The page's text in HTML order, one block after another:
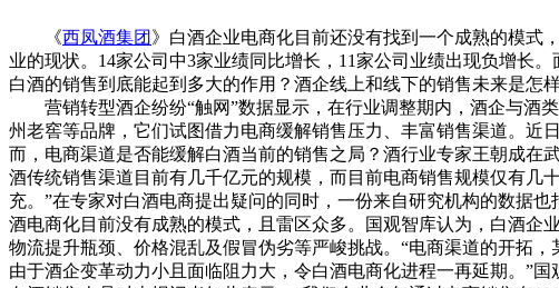
《西凤酒集团 》白酒企业电商化目前还没有找到一个成熟的模式
业的现状。14家公司中3家业绩同比增长，11家公司业绩出现负增长
白酒的销售到底能起到多大的作用？酒企线上和线下的销售未来是怎
营销转型酒企纷纷“触网”数据显示，在行业调整期内，酒企与酒
州老窖等品牌，它们试图借力电商缓解销售压力、丰富销售渠道。
而，电商渠道是否能缓解白酒当前的销售之局？酒行业专家王朝成在
酒传统销售渠道目前有几千亿元的规模，而目前电商销售规模仅有几
充。”在专家对白酒电商提出疑问的同时，一份来自研究机构的数据
酒电商化目前没有成熟的模式，且雷区众多。国观智库认为，白酒企
物流提升瓶颈、价格混乱及假冒伪劣等严峻挑战。“电商渠道的开拓
由于酒企变革动力小且面临阻力大，令白酒电商化进程一再延期。”